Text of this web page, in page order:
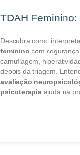
TDAH Feminino:
Descubra como
feminino com
camuflagem,
depois da triagem.
avaliação
psicoterapia ajuda na